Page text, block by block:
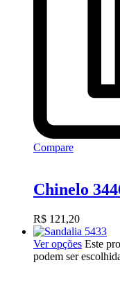
Compare
Chinelo
R$ 121,20
Ver opções Este
podem ser